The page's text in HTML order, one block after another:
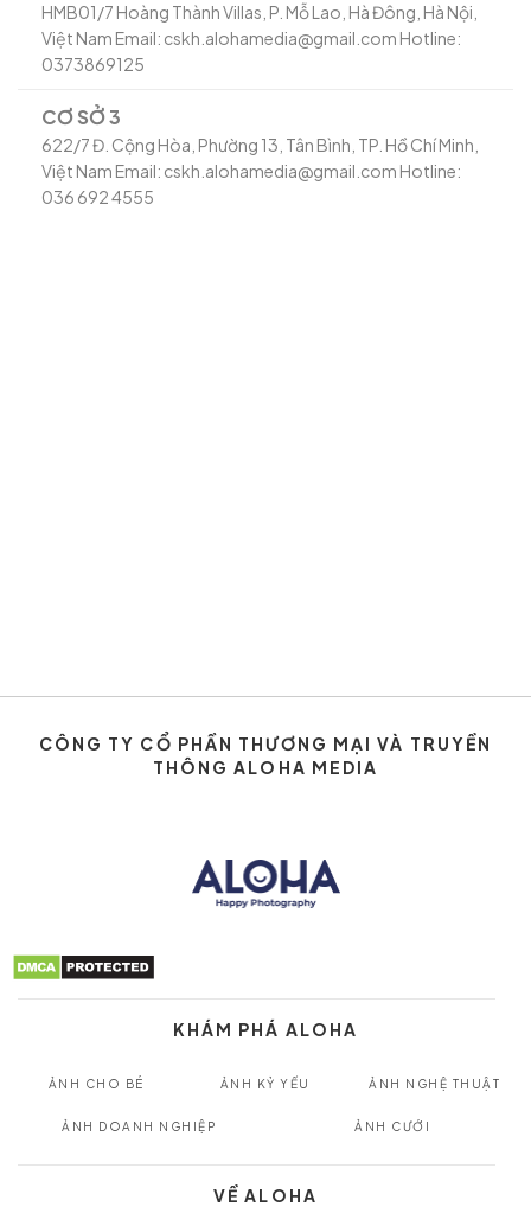
HMB01/7 Hoàng Thành Villas, P. Mỗ Lao, Hà Đông, Hà Nội,
Việt Nam Email: cskh.alohamedia@gmail.com Hotline:
0373869125
CƠ SỞ 3
622/7 Đ. Cộng Hòa, Phường 13, Tân Bình, TP. Hồ Chí Minh,
Việt Nam Email: cskh.alohamedia@gmail.com Hotline:
036 692 4555
CÔNG TY CỔ PHẦN THƯƠNG MẠI VÀ TRUYỀN
THÔNG ALOHA MEDIA
KHÁM PHÁ ALOHA
ẢNH CHO BÉ ẢNH KỶ YẾU ẢNH NGHỆ THUẬT
ẢNH DOANH NGHIỆP ẢNH CƯỚI
VỀ ALOHA